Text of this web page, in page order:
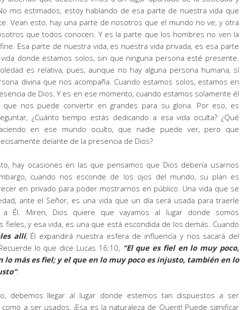
mis estimados, estoy hablando de esa parte de nuestra vida que
Vean esto, hay una parte de nosotros que el mundo no ve, y otra
que todos conocen. Y es la parte que los hombres no ven la
Esa parte de nuestra vida, es nuestra vida privada, es esa parte
donde estamos solos, sin que ninguna persona esté presente.
es relativa, pues, aunque no hay alguna persona humana, sí
divina que nos acompaña. Cuando estamos solos, estamos en
de Dios. Y es en ese momento, cuando estamos solamente él
que nos puede convertir en grandes para su gloria. Por eso, es
¿Cuánto tiempo estás dedicando a esa vida oculta? ¿Qué
en ese mundo oculto, que nadie puede ver, pero que
delante de la presencia de Dios?
hay ocasiones en las que pensamos que Dios debería usarnos
cuando nos esconde de los ojos del mundo, su plan es
en privado para poder mostrarnos en público. Una vida que se
ante el Señor, es una vida que un día será usada para traerle
a Él. Miren, Dios quiere que vayamos al lugar donde somos
fieles, y esa vida, es una que está escondida de los demás. Cuando
allí, Él expandirá nuestra esfera de influencia y nos sacará del
lo que dice Lucas 16:10, “El que es fiel en lo muy poco,
lo más es fiel; y el que en lo muy poco es injusto, también en lo
.
debemos llegar al lugar donde estemos tan dispuestos a ser
a ser usados. ¡Esa es la naturaleza de Querit! Puede significar